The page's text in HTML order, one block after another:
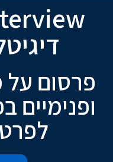
פרסום על
ופנימיים